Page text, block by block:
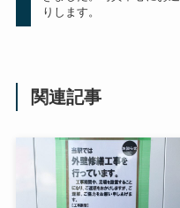
りします。
関連記事